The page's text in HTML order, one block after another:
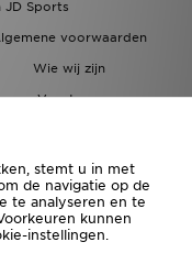
JD Sports
voorwaarden
Wie wij zijn
Vacatures
stemt u in met
de navigatie op de
te analyseren en te
kunnen
instellingen.